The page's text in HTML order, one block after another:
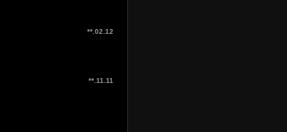
**.02.12
**.11.11